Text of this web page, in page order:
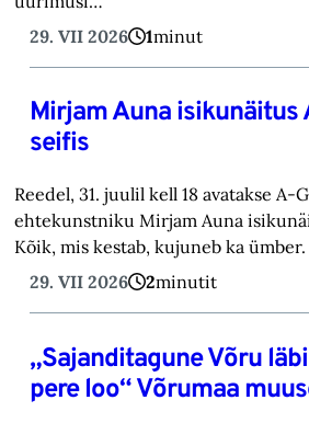
29. VII 2026
1minut
Mirjam Auna isikunäitus
seifis
Reedel, 31. juulil kell 18 avatakse A-
ehtekunstniku Mirjam Auna
Kõik, mis kestab, kujuneb ka
29. VII 2026
2minutit
„Sajanditagune Võru
pere loo“ Võrumaa